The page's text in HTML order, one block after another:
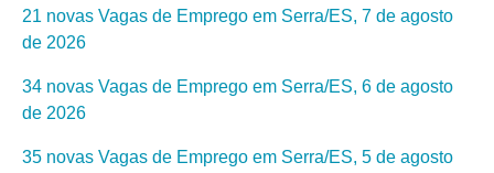
21 novas Vagas de Emprego em Serra/ES, 7 de agosto
de 2026
34 novas Vagas de Emprego em Serra/ES, 6 de agosto
de 2026
35 novas Vagas de Emprego em Serra/ES, 5 de agosto